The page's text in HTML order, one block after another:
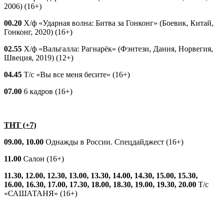
2006) (16+)
00.20 Х/ф «Ударная волна: Битва за Гонконг» (Боевик, Китай,
Гонконг, 2020) (16+)
02.55 Х/ф «Вальгалла: Рагнарёк» (Фэнтези, Дания, Норвегия,
Швеция, 2019) (12+)
04.45 Т/с «Вы все меня бесите» (16+)
07.00 6 кадров (16+)
ТНТ (+7)
09.00, 10.00 Однажды в России. Спецдайджест (16+)
11.00 Салон (16+)
11.30, 12.00, 12.30, 13.00, 13.30, 14.00, 14.30, 15.00, 15.30,
16.00, 16.30, 17.00, 17.30, 18.00, 18.30, 19.00, 19.30, 20.00 Т/с
«САШАТАНЯ» (16+)